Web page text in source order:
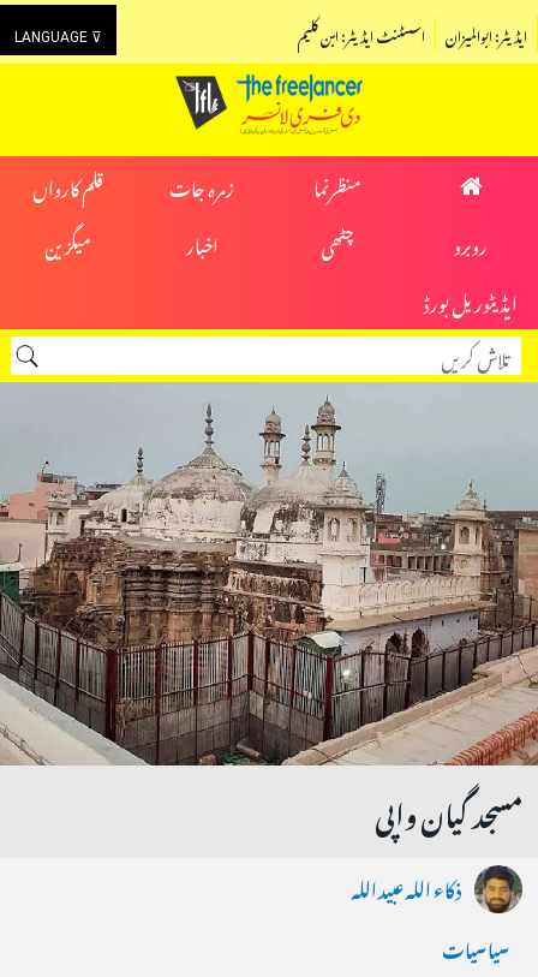
LANGUAGE ⊽ اسسٹنٹ ایڈیٹر: ابن کلیم ایڈیٹر: ابوالمیزان
منظرنما زمرہ جات
قلم کارواں
روبرو
چٹھی اخبار
میگزین
ایڈیٹوریل بورڈ
مسجد گیان واپی
ذکاء اللہ عبیداللہ
سیاسیات